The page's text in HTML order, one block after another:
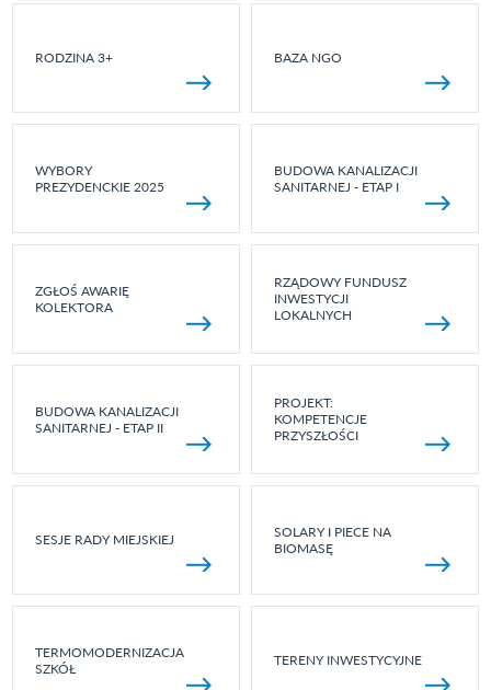
RODZINA 3+ BAZA NGO
WYBORY
PREZYDENCKIE 2025
BUDOWA KANALIZACJI
SANITARNEJ - ETAP I
ZGŁOŚ AWARIĘ
KOLEKTORA
RZĄDOWY FUNDUSZ
INWESTYCJI
LOKALNYCH
BUDOWA KANALIZACJI
SANITARNEJ - ETAP II
PROJEKT:
KOMPETENCJE
PRZYSZŁOŚCI
SESJE RADY MIEJSKIEJ
SOLARY I PIECE NA
BIOMASĘ
TERMOMODERNIZACJA
SZKÓŁ
TERENY INWESTYCYJNE